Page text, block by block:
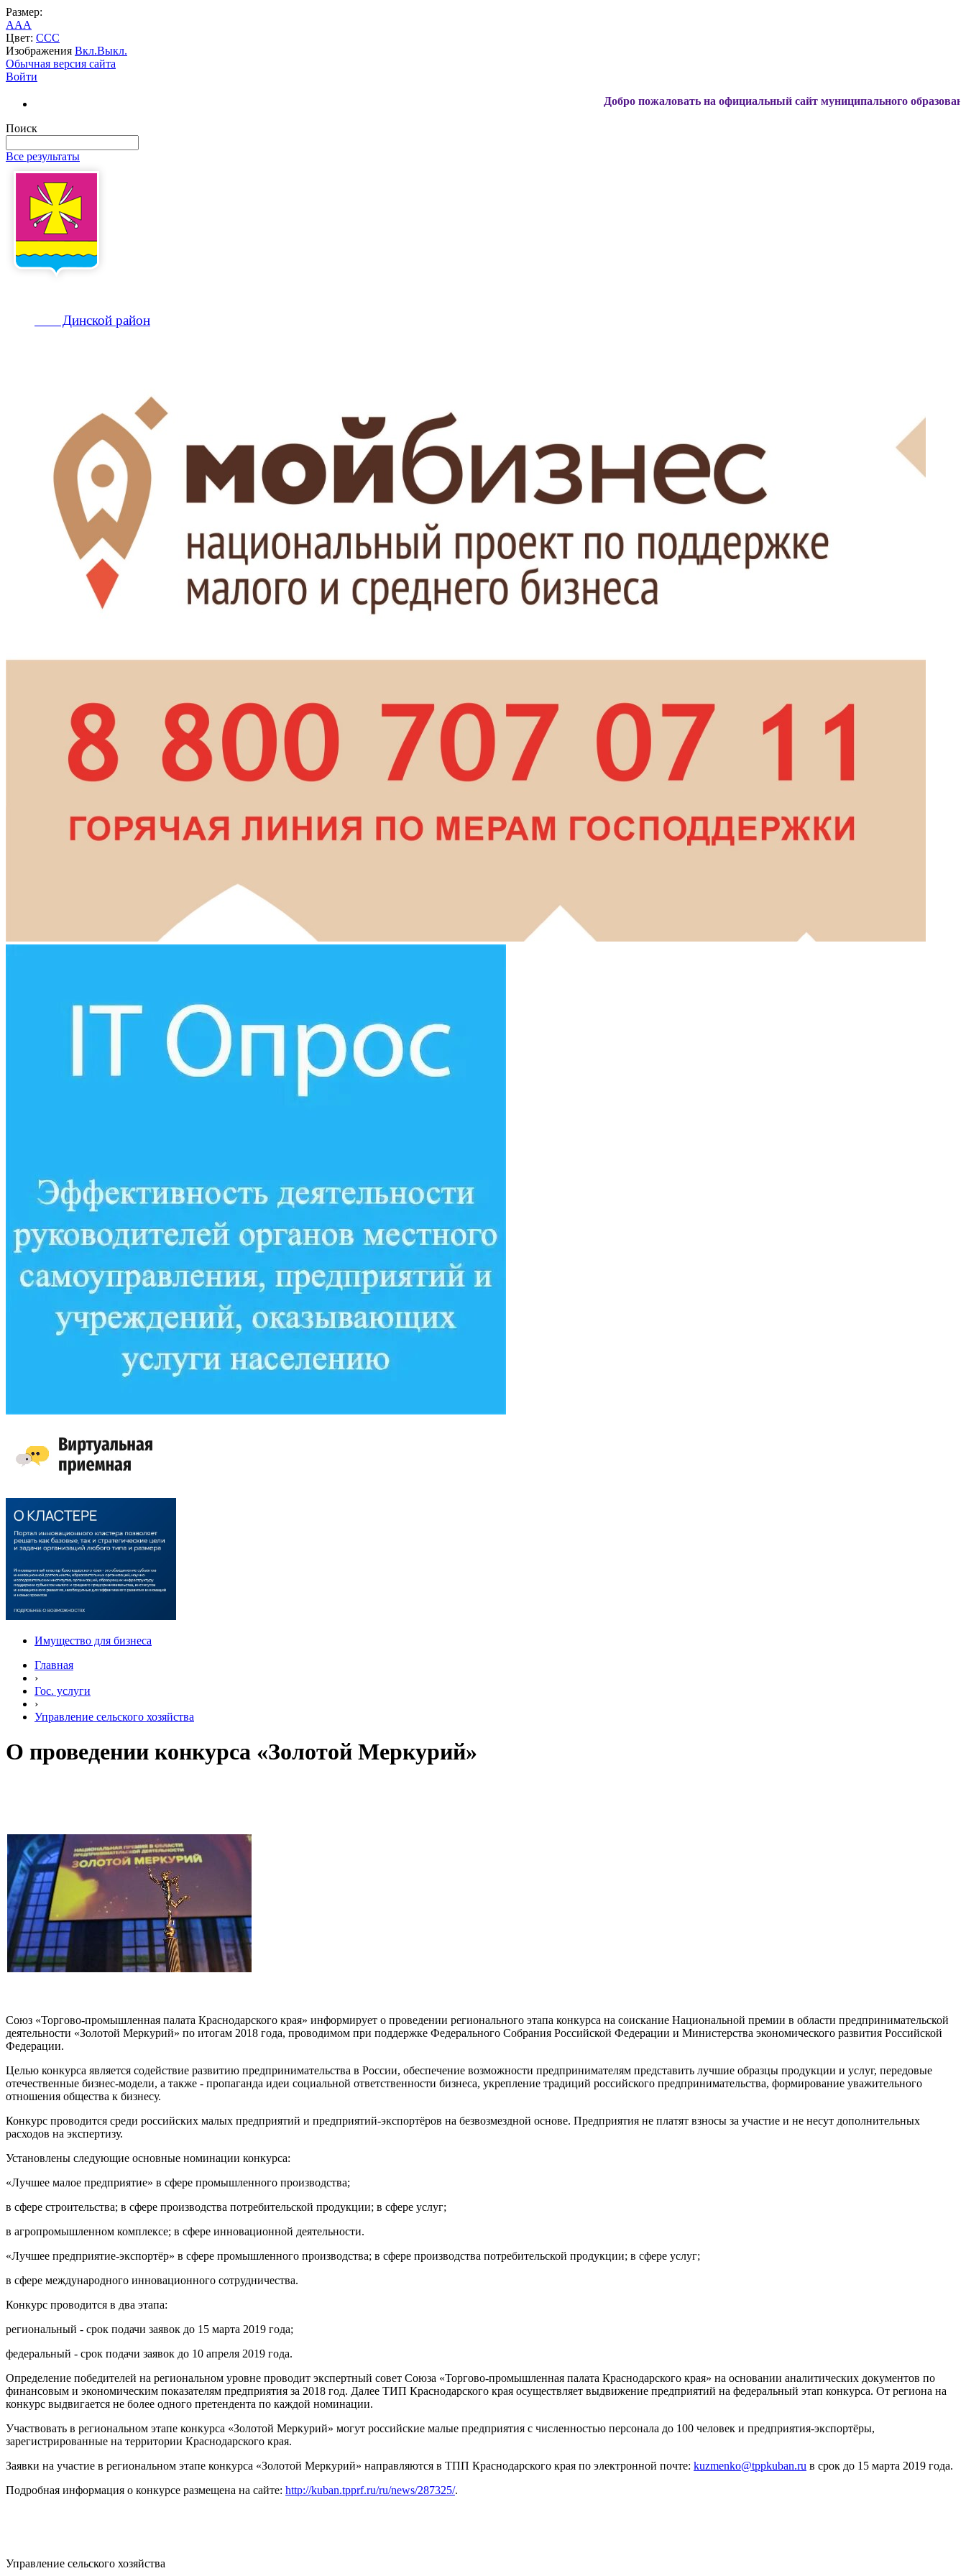
Размер:
AAA
Цвет: CCC
Изображения Вкл.Выкл.
Обычная версия сайта
Войти
Добро пожаловать на официальный сайт муниципального образования
Поиск
Все результаты
Динской район
Имущество для бизнеса
Главная
›
Гос. услуги
›
Управление сельского хозяйства
О проведении конкурса «Золотой Меркурий»
Союз «Торгово-промышленная палата Краснодарского края» информирует о проведении регионального этапа конкурса на соискание Национальной премии в области предпринимательской
деятельности «Золотой Меркурий» по итогам 2018 года, проводимом при поддержке Федерального Собрания Российской Федерации и Министерства экономического развития Российской
Федерации.
Целью конкурса является содействие развитию предпринимательства в России, обеспечение возможности предпринимателям представить лучшие образцы продукции и услуг, передовые
отечественные бизнес-модели, а также - пропаганда идеи социальной ответственности бизнеса, укрепление традиций российского предпринимательства, формирование уважительного
отношения общества к бизнесу.
Конкурс проводится среди российских малых предприятий и предприятий-экспортёров на безвозмездной основе. Предприятия не платят взносы за участие и не несут дополнительных
расходов на экспертизу.
Установлены следующие основные номинации конкурса:
«Лучшее малое предприятие» в сфере промышленного производства;
в сфере строительства; в сфере производства потребительской продукции; в сфере услуг;
в агропромышленном комплексе; в сфере инновационной деятельности.
«Лучшее предприятие-экспортёр» в сфере промышленного производства; в сфере производства потребительской продукции; в сфере услуг;
в сфере международного инновационного сотрудничества.
Конкурс проводится в два этапа:
региональный - срок подачи заявок до 15 марта 2019 года;
федеральный - срок подачи заявок до 10 апреля 2019 года.
Определение победителей на региональном уровне проводит экспертный совет Союза «Торгово-промышленная палата Краснодарского края» на основании аналитических документов по
финансовым и экономическим показателям предприятия за 2018 год. Далее ТИП Краснодарского края осуществляет выдвижение предприятий на федеральный этап конкурса. От региона на
конкурс выдвигается не более одного претендента по каждой номинации.
Участвовать в региональном этапе конкурса «Золотой Меркурий» могут российские малые предприятия с численностью персонала до 100 человек и предприятия-экспортёры,
зарегистрированные на территории Краснодарского края.
Заявки на участие в региональном этапе конкурса «Золотой Меркурий» направляются в ТПП Краснодарского края по электронной почте: kuzmenko@tppkuban.ru в срок до 15 марта 2019 года.
Подробная информация о конкурсе размещена на сайте: http://kuban.tpprf.ru/ru/news/287325/.
Управление сельского хозяйства